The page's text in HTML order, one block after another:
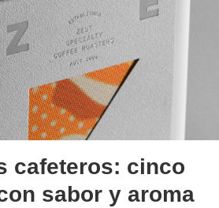
cafeteros: cinco
sabor y aroma